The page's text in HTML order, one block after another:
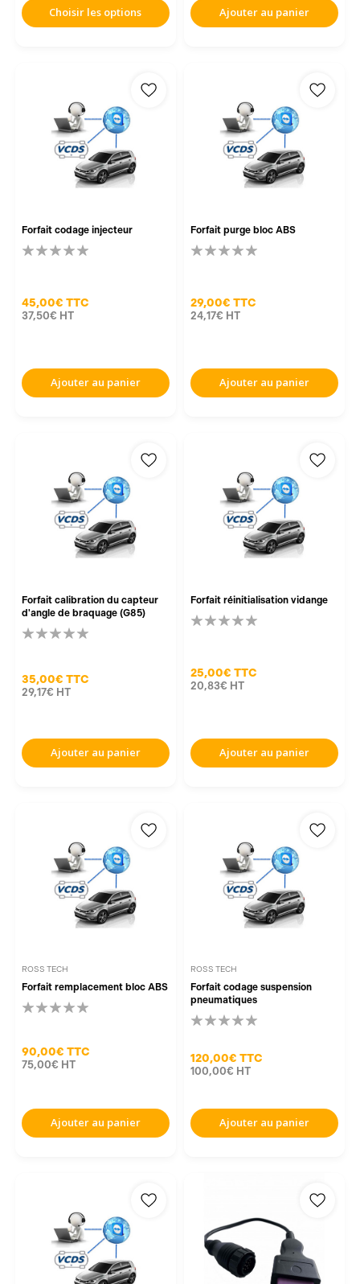
Choisir les options Ajouter au panier
Forfait codage injecteur
45,00€ TTC
37,50€ HT
Ajouter au panier
Forfait purge bloc ABS
29,00€ TTC
24,17€ HT
Ajouter au panier
Forfait calibration du capteur
d'angle de braquage (G85)
35,00€ TTC
29,17€ HT
Ajouter au panier
Forfait réinitialisation vidange
25,00€ TTC
20,83€ HT
Ajouter au panier
ROSS TECH
Forfait remplacement bloc ABS
90,00€ TTC
75,00€ HT
Ajouter au panier
ROSS TECH
Forfait codage suspension
pneumatiques
120,00€ TTC
100,00€ HT
Ajouter au panier